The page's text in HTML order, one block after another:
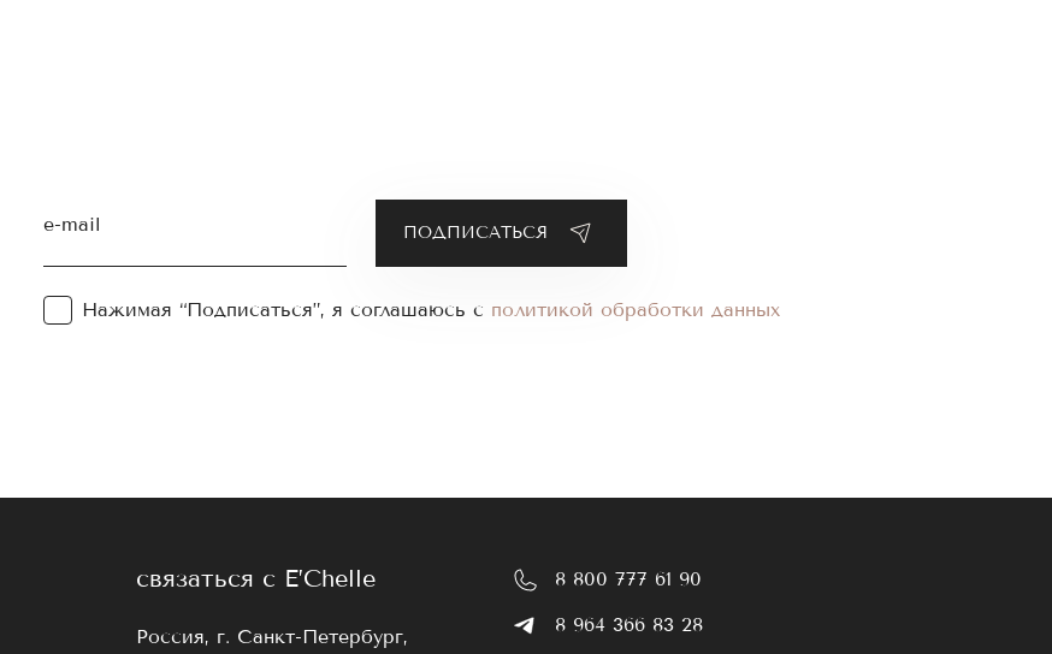
e-mail
Нажимая “Подписаться”, я соглашаюсь с политикой обработки данных
связаться с E’Chelle
Россия, г. Санкт-Петербург,
8 800 777 61 90
8 964 366 83 28